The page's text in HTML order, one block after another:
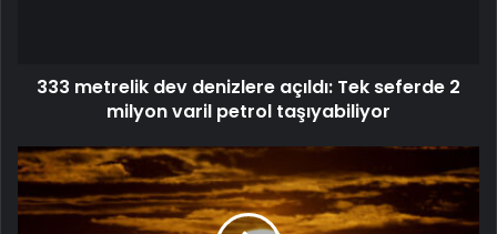
333 metrelik dev denizlere açıldı: Tek seferde 2
milyon varil petrol taşıyabiliyor